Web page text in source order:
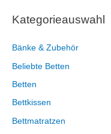
Kategorieauswahl
Bänke & Zubehör
Beliebte Betten
Betten
Bettkissen
Bettmatratzen